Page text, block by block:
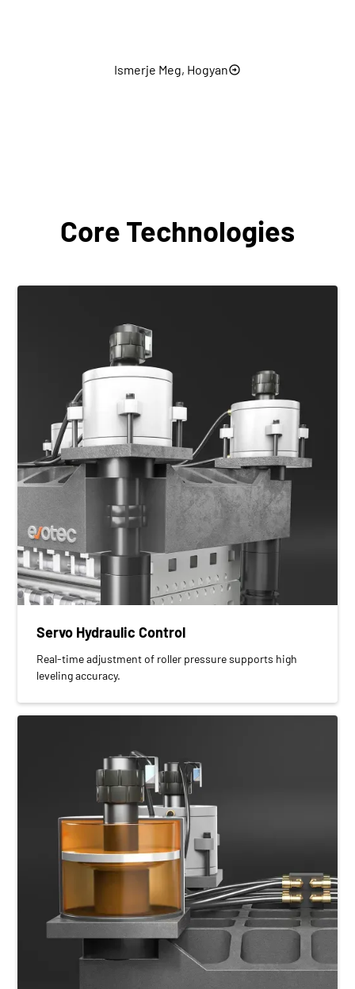
Ismerje Meg, Hogyan
Core Technologies
Servo Hydraulic Control
Real-time adjustment of roller pressure supports high
leveling accuracy.